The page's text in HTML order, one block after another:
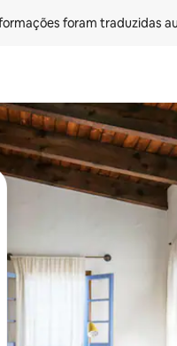
foram traduzidas
as seta para cima e